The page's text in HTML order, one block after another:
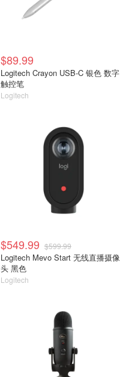
$89.99
Logitech Crayon USB-C 银色 数字
触控笔
Logitech
$549.99 $599.99
Logitech Mevo Start 无线直播摄像
头 黑色
Logitech